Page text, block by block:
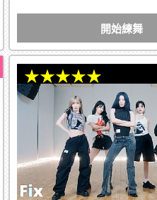
開始練舞
★★★★★